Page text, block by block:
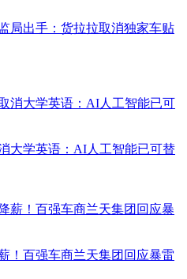
局出手：货拉拉取消独家车贴
大学英语：AI人工智能已可替
！百强车商兰天集团回应暴雷